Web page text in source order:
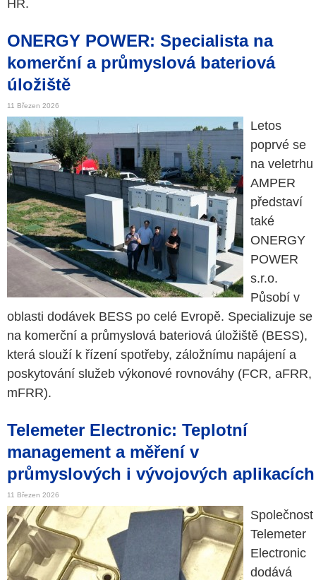
HR.
ONERGY POWER: Specialista na
komerční a průmyslová bateriová
úložiště
11 Březen 2026
Letos
poprvé se
na veletrhu
AMPER
představí
také
ONERGY
POWER
s.r.o.
Působí v
oblasti dodávek BESS po celé Evropě. Specializuje se
na komerční a průmyslová bateriová úložiště (BESS),
která slouží k řízení spotřeby, záložnímu napájení a
poskytování služeb výkonové rovnováhy (FCR, aFRR,
mFRR).
Telemeter Electronic: Teplotní
management a měření v
průmyslových i vývojových aplikacích
11 Březen 2026
Společnost
Telemeter
Electronic
dodává